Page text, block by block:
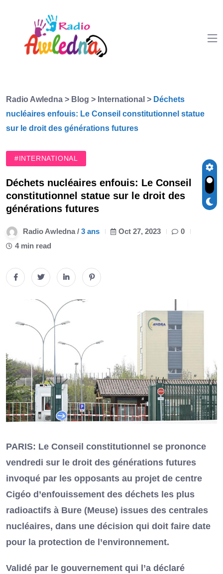
Radio Awledna > Blog > International > Déchets
nucléaires enfouis: Le Conseil constitutionnel statue
sur le droit des générations futures
#INTERNATIONAL
Déchets nucléaires enfouis: Le Conseil
constitutionnel statue sur le droit des
générations futures
Radio Awledna / 3 ans Oct 27, 2023
0
4 min read
PARIS: Le Conseil constitutionnel se prononce
vendredi sur le droit des générations futures
invoqué par les opposants au projet de centre
Cigéo d’enfouissement des déchets les plus
radioactifs à Bure (Meuse) issues des centrales
nucléaires, dans une décision qui doit faire date
pour la protection de l’environnement.
Validé par le gouvernement qui l’a déclaré